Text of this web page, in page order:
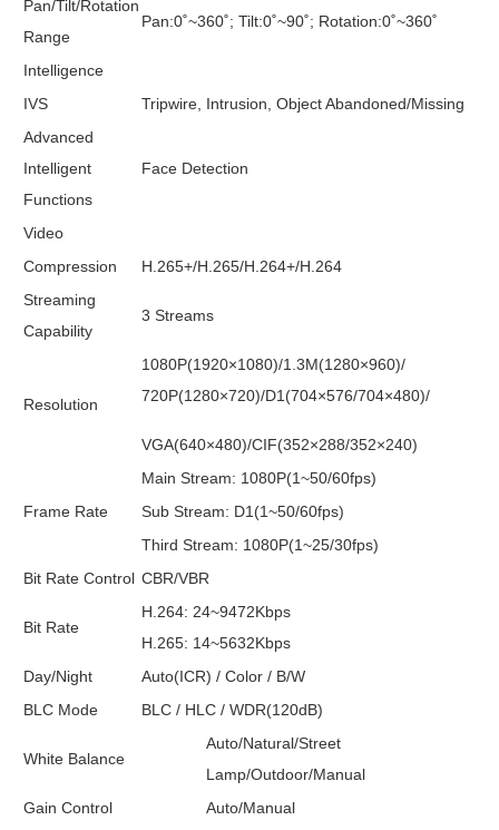
Pan/Tilt/Rotation
Range
Pan:0˚~360˚; Tilt:0˚~90˚; Rotation:0˚~360˚
Intelligence
IVS
Tripwire, Intrusion, Object Abandoned/Missing
Advanced
Intelligent
Functions
Face Detection
Video
Compression
H.265+/H.265/H.264+/H.264
Streaming
Capability
3 Streams
Resolution
1080P(1920×1080)/1.3M(1280×960)/
720P(1280×720)/D1(704×576/704×480)/
VGA(640×480)/CIF(352×288/352×240)
Frame Rate
Main Stream: 1080P(1~50/60fps)
Sub Stream: D1(1~50/60fps)
Third Stream: 1080P(1~25/30fps)
Bit Rate Control CBR/VBR
Bit Rate
H.264: 24~9472Kbps
H.265: 14~5632Kbps
Day/Night
Auto(ICR) / Color / B/W
BLC Mode
BLC / HLC / WDR(120dB)
White Balance
Auto/Natural/Street
Lamp/Outdoor/Manual
Gain Control
Auto/Manual